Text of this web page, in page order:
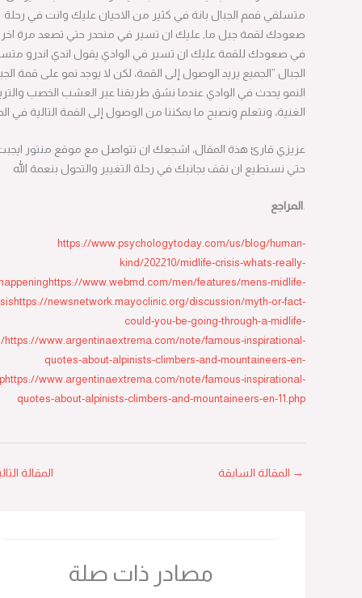
متسلقي قمم الجبال بانة في كثير من الاحيان عليك وانت في رحلة
صعودك لقمة جبل ما, عليك ان تسير في منحدر حتي تصعد مرة اخري.
في صعودك للقمة عليك ان تسير في الوادي يقول اندي اندرو متسلق
الجبال ”الجميع يريد الوصول إلى القمة، لكن لا يوجد نمو على قمة الجبل.
النمو يحدث في الوادي عندما نشق طريقنا عبر العشب الخصب والتربة
الغنية، ونتعلم ونصبح ما يمكننا من الوصول إلى القمة التالية في الحياة.“
عزيزي قارئ هذة المقال، اشجعك ان تتواصل مع موقع منتور ايجبت
حتي نستطيع ان نقف بجانبك في رحلة التغيير والتحول بنعمة الله
https://www.psychologytoday.com/us/blog/human-
kind/202210/midlife-crisis-whats-really-
happeninghttps://www.webmd.com/men/features/mens-midlife-
crisishttps://newsnetwork.mayoclinic.org/discussion/myth-or-fact-
could-you-be-going-through-a-midlife-
crisis/https://www.argentinaextrema.com/note/famous-inspirational-
quotes-about-alpinists-climbers-and-mountaineers-en-
11.phphttps://www.argentinaextrema.com/note/famous-inspirational-
quotes-about-alpinists-climbers-and-mountaineers-en-11.php
المقالة السابقة المقالة التالية ←
مصادر ذات صلة